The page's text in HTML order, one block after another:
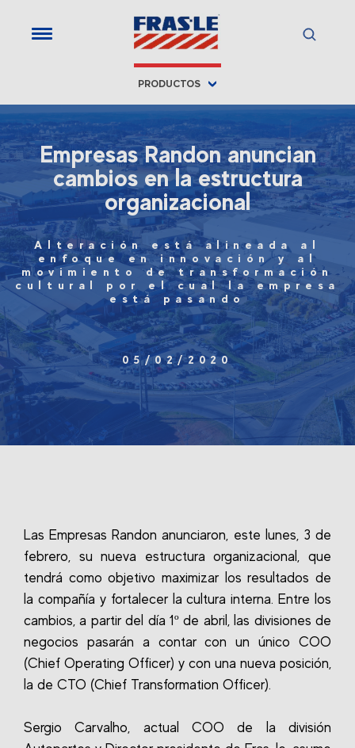
PRODUCTOS
Empresas Randon anuncian
cambios en la estructura
organizacional
Alteración está alineada al
enfoque en innovación y al
movimiento de transformación
cultural por el cual la empresa
está pasando
05/02/2020
Las Empresas Randon anunciaron, este lunes, 3 de
febrero, su nueva estructura organizacional, que
tendrá como objetivo maximizar los resultados de
la compañía y fortalecer la cultura interna. Entre los
cambios, a partir del día 1º de abril, las divisiones de
negocios pasarán a contar con un único COO
(Chief Operating Officer) y con una nueva posición,
la de CTO (Chief Transformation Officer).
Sergio Carvalho, actual COO de la división